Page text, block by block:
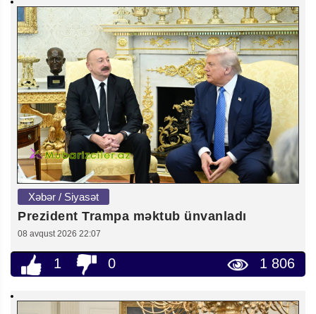
Xəbər / Siyasət
Prezident Trampa məktub ünvanladı
08 avqust 2026 22:07
1 0 1 806